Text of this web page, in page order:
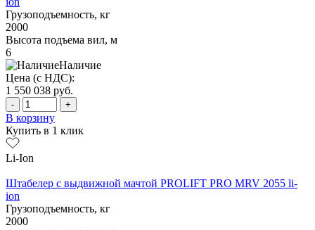
Грузоподъемность, кг
2000
Высота подъема вил, м
6
Наличие
Цена (с НДС):
1 550 038 руб.
- +
В корзину
Купить в 1 клик
Li-Ion
Штабелер с выдвижной мачтой PROLIFT PRO MRV 2055 li-
ion
Грузоподъемность, кг
2000